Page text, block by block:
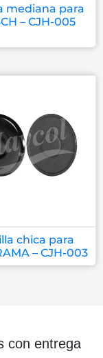
mediana para
– CJH-005
chica para
– CJH-003
con entrega